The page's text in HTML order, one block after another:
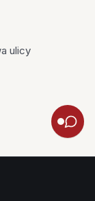
ulicy